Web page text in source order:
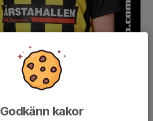
Godkänn kakor